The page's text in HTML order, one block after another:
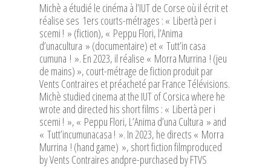
Michè a étudié le cinéma à l’IUT de Corse où il écrit et
réalise ses 1ers courts-métrages : « Libertà per i
scemi ! » (fiction), « Peppu Flori, l’Anima
d’unacultura » (documentaire) et « Tutt’in casa
cumuna ! ». En 2023, il réalise « Morra Murrina ! (jeu
de mains) », court-métrage de fiction produit par
Vents Contraires et préacheté par France Télévisions.
Michè studied cinema at the IUT of Corsica where he
wrote and directed his short films : « Libertà per i
scemi ! », « Peppu Flori, L’Anima d’una Cultura » and
« Tutt’incumunacasa ! ». In 2023, he directs « Morra
Murrina ! (hand game) », short fiction filmproduced
by Vents Contraires andpre-purchased by FTVS